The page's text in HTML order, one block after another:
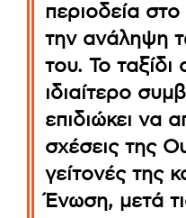
περιοδεία
την ανάληψη
του. Το ταξίδι
ιδιαίτερο
επιδιώκει να
σχέσεις της
γείτονές της
Ένωση, μετά